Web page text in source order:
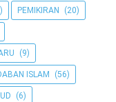
PEMIKIRAN (20)
(9)
ISLAM (56)
(6)